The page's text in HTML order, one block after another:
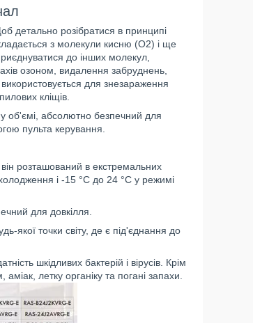
детально розібратися в принципі
з молекули кисню (О2) і ще
до інших молекул,
озоном, видалення забруднень,
використовується для знезараження
кліщів.
об'ємі, абсолютно безпечний для
пульта керування.
розташований в екстремальних
і -15 °C до 24 °C у режимі
для довкілля.
якої точки світу, де є під'єднання до
шкідливих бактерій і вірусів. Крім
летку органіку та погані запахи.